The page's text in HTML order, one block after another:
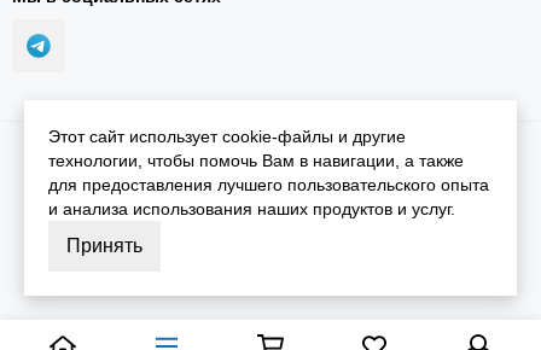
2026 © iGarmin.Карта сайта
Этот сайт использует cookie-файлы и другие
технологии, чтобы помочь Вам в навигации, а также
для предоставления лучшего пользовательского опыта
и анализа использования наших продуктов и услуг.
Принять